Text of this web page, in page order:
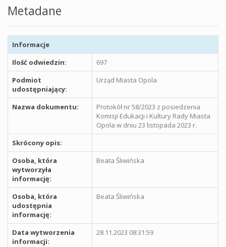
Metadane
Informacje
Ilość odwiedzin:
697
Podmiot
udostępniający:
Urząd Miasta Opola
Nazwa dokumentu:
Protokół nr 58/2023 z posiedzenia
Komisji Edukacji i Kultury Rady Miasta
Opola w dniu 23 listopada 2023 r.
Skrócony opis:
Osoba, która
wytworzyła
informację:
Beata Śliwińska
Osoba, która
udostępnia
informację:
Beata Śliwińska
Data wytworzenia
informacji:
28.11.2023 08:31:59